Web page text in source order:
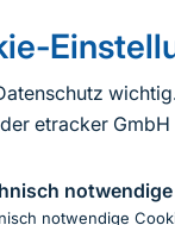
etracker GmbH
notwendige